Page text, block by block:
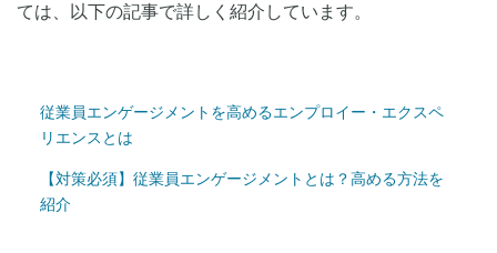
ては、以下の記事で詳しく紹介しています。
従業員エンゲージメントを高めるエンプロイー・エクスペ
リエンスとは
【対策必須】従業員エンゲージメントとは？高める方法を
紹介